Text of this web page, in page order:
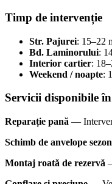
Timp de intervenție
Str. Pajurei: 15–22
Bd. Laminorului:
Interior cartier:
Weekend / noapte:
Servicii disponibile
Reparație pană —
Schimb de anvelope
Montaj roată de rezervă